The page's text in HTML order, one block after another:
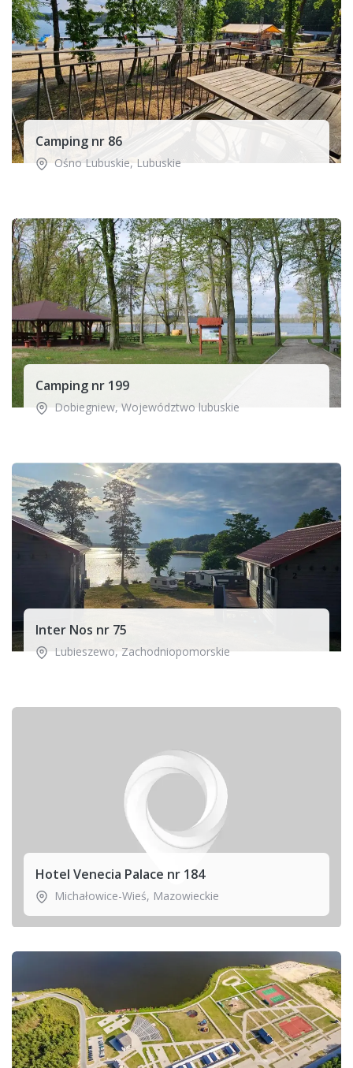
Camping nr 86
Ośno Lubuskie, Lubuskie
Camping nr 199
Dobiegniew, Województwo lubuskie
Inter Nos nr 75
Lubieszewo,Zachodniopomorskie
Hotel Venecia Palace nr 184
Michałowice-Wieś, Mazowieckie